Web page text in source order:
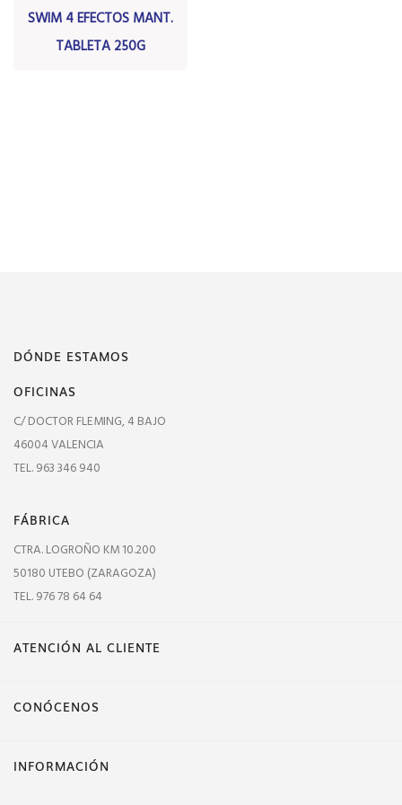
SWIM 4 EFECTOS MANT.
TABLETA 250G
DÓNDE ESTAMOS
OFICINAS
C/ DOCTOR FLEMING, 4 BAJO
46004 VALENCIA
TEL. 963 346 940
FÁBRICA
CTRA. LOGROÑO KM 10.200
50180 UTEBO (ZARAGOZA)
TEL. 976 78 64 64
ATENCIÓN AL CLIENTE
CONÓCENOS
INFORMACIÓN